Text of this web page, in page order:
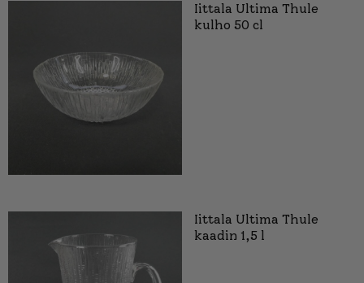
Iittala Ultima Thule
kulho 50 cl
Iittala Ultima Thule
kaadin 1,5 l